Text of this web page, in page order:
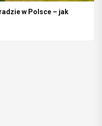
w Polsce – jak